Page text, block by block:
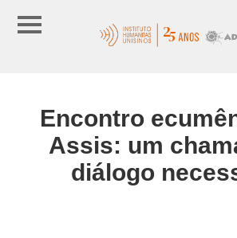
Encontro
Assis: um
diálogo